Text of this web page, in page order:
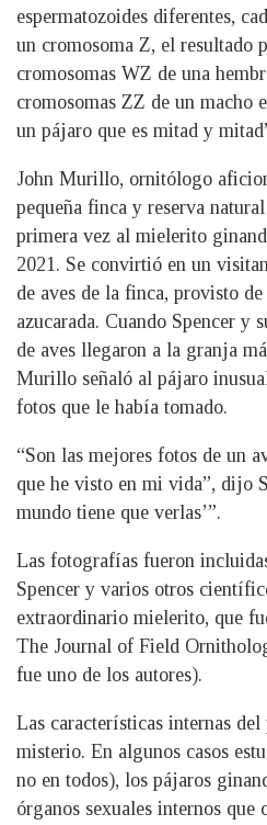
espermatozoides diferentes,
un cromosoma Z, el resultado
cromosomas WZ de una
cromosomas ZZ de un macho
un pájaro que es mitad y
John Murillo, ornitólogo
pequeña finca y reserva
primera vez al mielerito
2021. Se convirtió en un
de aves de la finca, provisto
azucarada. Cuando Spencer y
de aves llegaron a la granja
Murillo señaló al pájaro
fotos que le había tomado.
“Son las mejores fotos de un
que he visto en mi vida”, dijo
mundo tiene que verlas’”.
Las fotografías fueron
Spencer y varios otros
extraordinario mielerito, que
The Journal of Field
fue uno de los autores).
Las características internas
misterio. En algunos casos
no en todos), los pájaros
órganos sexuales internos